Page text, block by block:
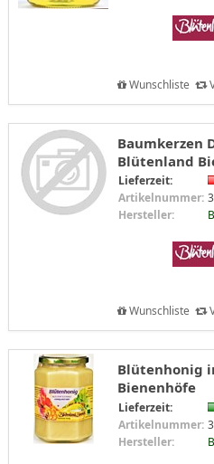
Wunschliste
Baumkerzen
Blütenland
Lieferzeit:
Artikelnummer:
Hersteller:
Wunschliste
Blütenhonig
Bienenhöfe
Lieferzeit:
Artikelnummer:
Hersteller: